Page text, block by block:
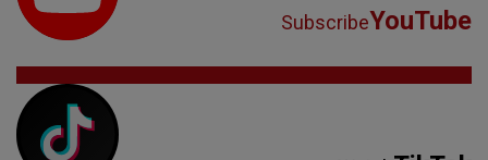
SubscribeYouTube